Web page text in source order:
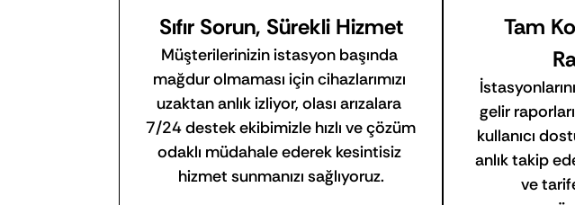
Sıfır Sorun, Sürekli Hizmet
Müşterilerinizin istasyon başında
mağdur olmaması için cihazlarımızı
uzaktan anlık izliyor, olası arızalara
7/24 destek ekibimizle hızlı ve çözüm
odaklı müdahale ederek kesintisiz
hizmet sunmanızı sağlıyoruz.
Tam
gelir
kullanıcı
anlık takip
ve